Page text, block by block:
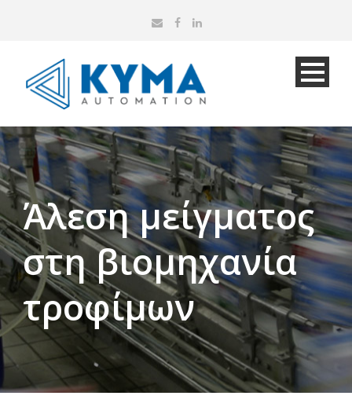
Άλεση μείγματος
στη βιομηχανία
τροφίμων